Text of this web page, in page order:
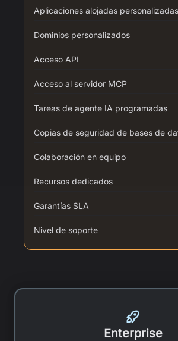
Aplicaciones alojadas personalizadas
Dominios personalizados
Acceso API
Acceso al servidor MCP
Tareas de agente IA programadas
Copias de seguridad de bases de
Colaboración en equipo
Recursos dedicados
Garantías SLA
Nivel de soporte
Enterprise